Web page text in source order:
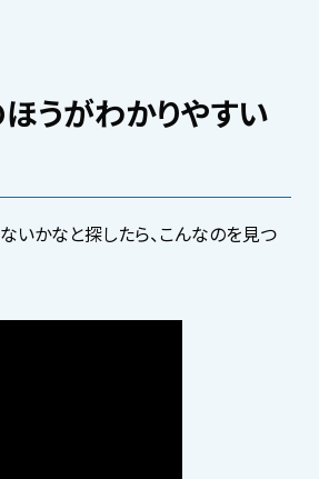
うがわかりやすい
いかなと探したら、こんなのを見つ